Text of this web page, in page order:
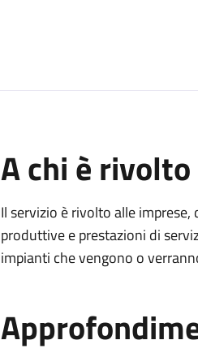
A chi è rivolto
Il servizio è rivolto alle
produttive e prestazioni di
impianti che vengono o